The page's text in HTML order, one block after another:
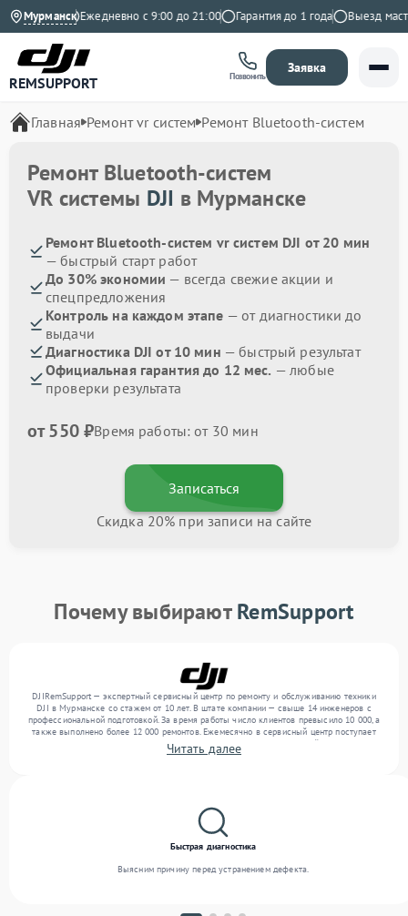
Мурманск
Яндекс Ежедневно с 9:00 до 21:00 Гарантия до 1 года Выезд
REMSUPPORT Позвонить
Заявка
Главная Ремонт vr систем Ремонт Bluetooth-систем
Ремонт Bluetooth-систем
VR системы DJI в Мурманске
Ремонт Bluetooth-систем vr систем DJI от 20 мин
— быстрый старт работ
До 30% экономии — всегда свежие акции и
спецпредложения
Контроль на каждом этапе — от диагностики до
выдачи
Диагностика DJI от 10 мин — быстрый результат
Официальная гарантия до 12 мес. — любые
проверки результата
от 550 ₽Время работы: от 30 мин
Записаться
Скидка 20% при записи на сайте
Почему выбираютRemSupport
DJIRemSupport — экспертный сервисный центр по ремонту и обслуживанию техники
DJI в Мурманске со стажем от 10 лет. В штате компании — свыше 14 инженеров с
профессиональной подготовкой. За время работы число клиентов превысило 10 000, а
также выполнено более 12 000 ремонтов. Ежемесячно в сервисный центр поступает
свыше 300 единиц техники, включая , , . Мы беремся за задачи любой сложности и
гарантируем высокое качество обслуживания благодаря использованию
Читать далее
Быстрая диагностика
Выясним причину перед устранением дефекта.